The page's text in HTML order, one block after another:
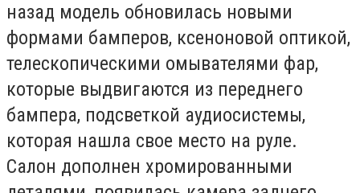
назад модель обновилась новыми
формами бамперов, ксеноновой оптикой,
телескопическими омывателями фар,
которые выдвигаются из переднего
бампера, подсветкой аудиосистемы,
которая нашла свое место на руле.
Салон дополнен хромированными